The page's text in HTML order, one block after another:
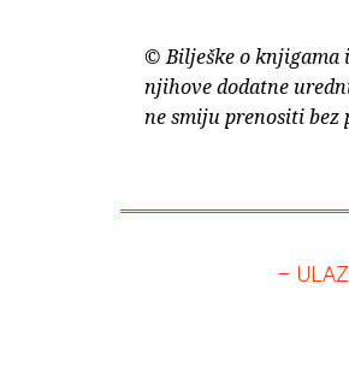
© Bilješke o knjigama
njihove dodatne
ne smiju prenositi bez
–